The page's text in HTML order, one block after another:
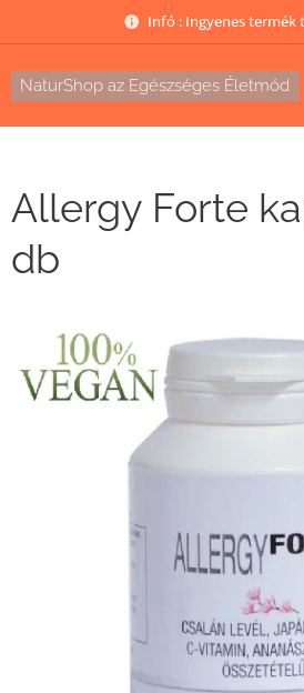
Infó : Ingyenes termék
NaturShop az Egészséges Életmód
Allergy Forte
db